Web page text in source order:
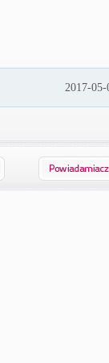
2017-05-